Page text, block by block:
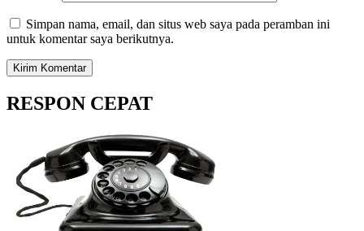
Simpan nama, email, dan situs web saya pada peramban ini
untuk komentar saya berikutnya.
RESPON CEPAT